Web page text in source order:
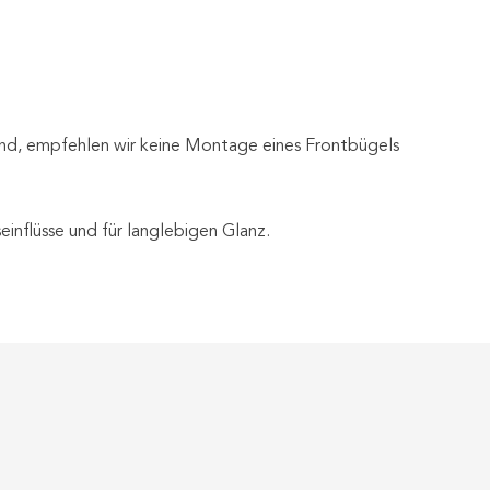
empfehlen wir keine Montage eines Frontbügels
und für langlebigen Glanz.